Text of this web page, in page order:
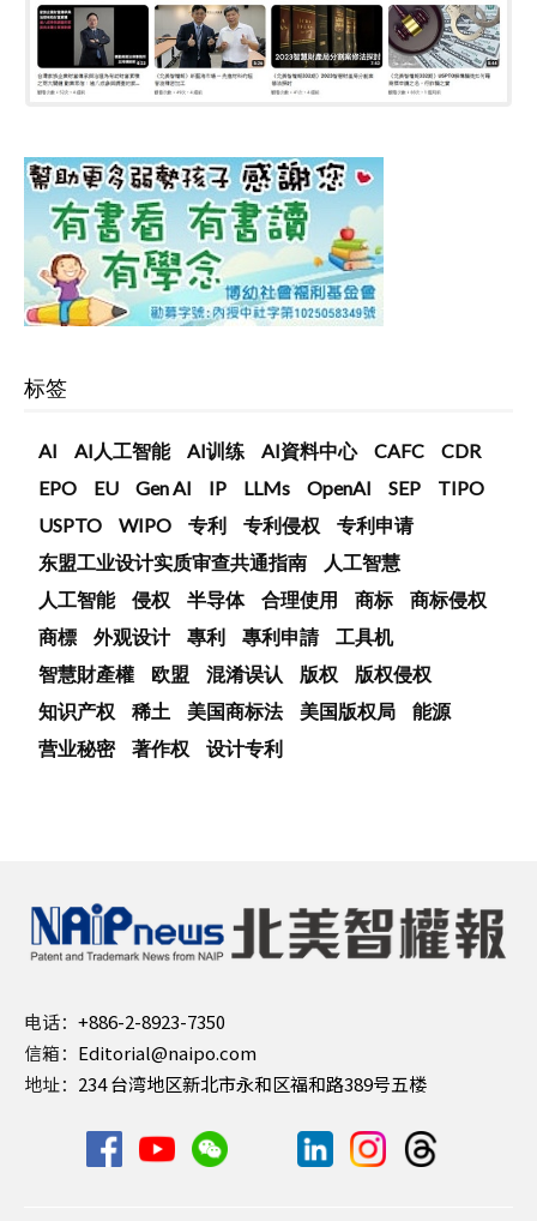
标签
AI AI人工智能 AI训练 AI資料中心 CAFC
CDR
EPO
EU Gen AI IP LLMs OpenAI SEP
TIPO
USPTO
WIPO 专利 专利侵权
专利申请
东盟工业设计实质审查共通指南
人工智慧
人工智能
侵权 半导体 合理使用 商标
商标侵权
商標
外观设计 專利 專利申請
工具机
智慧財產權
欧盟 混淆误认 版权
版权侵权
知识产权
稀土 美国商标法 美国版权局
能源
营业秘密
著作权 设计专利
电话： +886-2-8923-7350
信箱： Editorial@naipo.com
地址： 234 台湾地区新北市永和区福和路389号五楼